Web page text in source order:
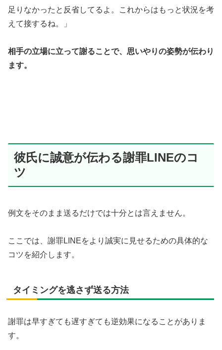
足りなかったと反省してるよ。これからはもっと状況を考
えて接するね。」
相手の立場に立って謝ることで、思いやりの姿勢が伝わり
ます。
彼氏に誠意が伝わる謝罪LINEのコ
ツ
例文をそのまま送るだけでは十分とは言えません。
ここでは、謝罪LINEをより誠実に見せるための具体的な
コツを紹介します。
タイミングを逃さず送る方法
謝罪は早すぎても遅すぎても逆効果になることがありま
す。